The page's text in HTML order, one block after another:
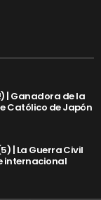
| Ganadora de la
Católico de Japón
| La Guerra Civil
internacional